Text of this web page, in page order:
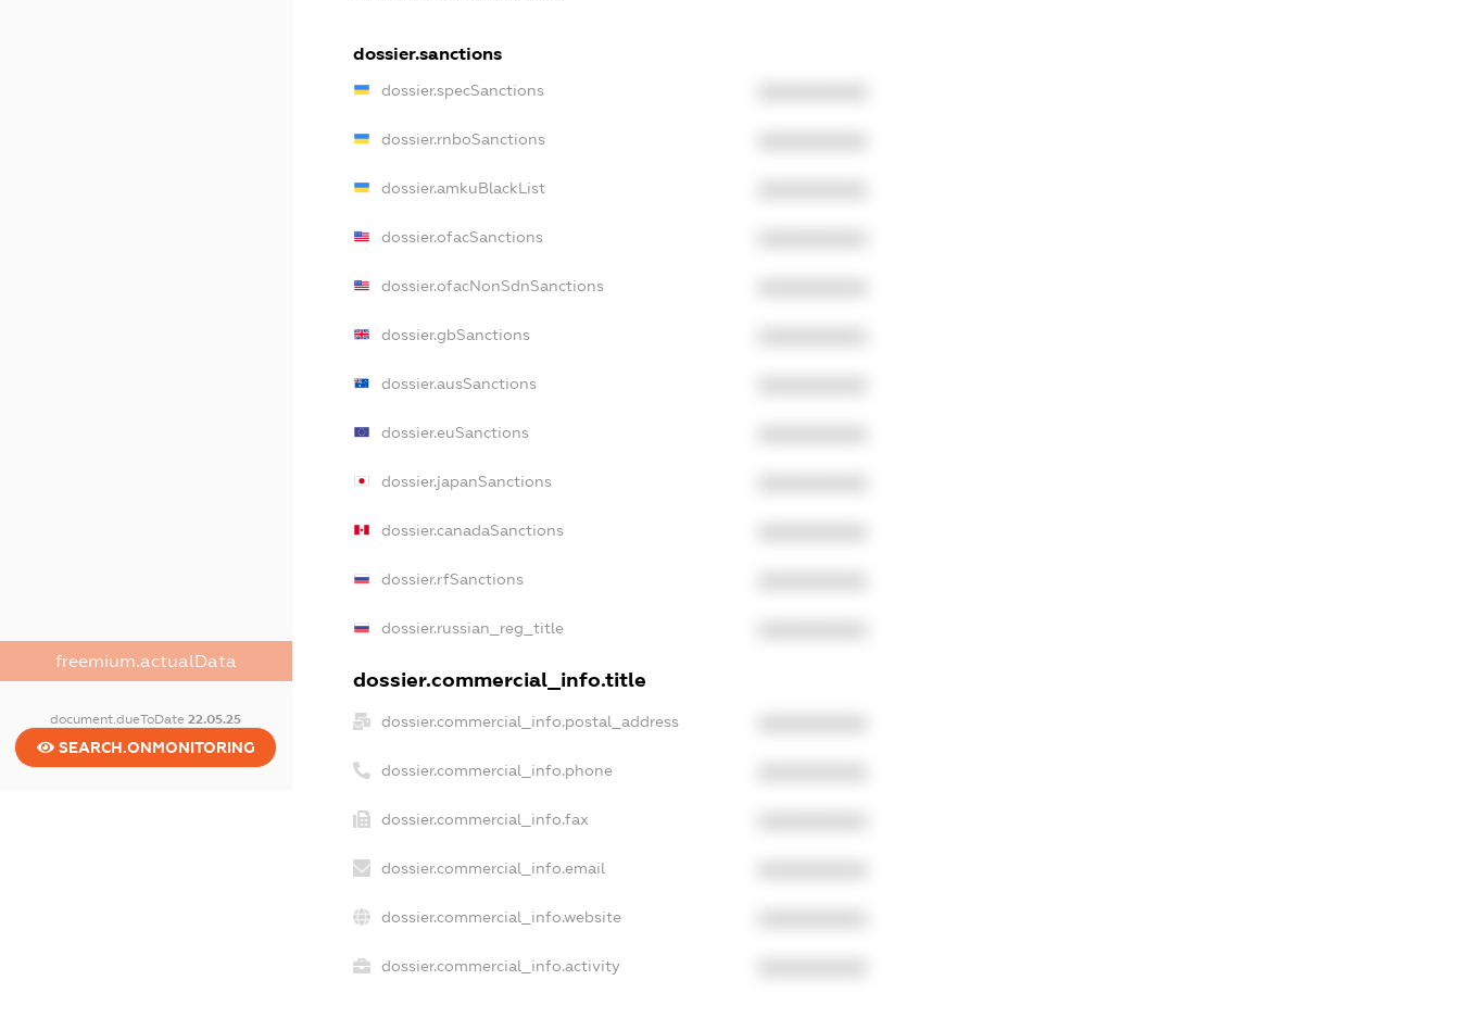
freemium.actualData
document.dueToDate22.05.25
SEARCH.ONMONITORING
dossier.sanctions
dossier.specSanctions
dossier.rnboSanctions
dossier.amkuBlackList
dossier.ofacSanctions
dossier.ofacNonSdnSanctions
dossier.gbSanctions
dossier.ausSanctions
dossier.euSanctions
dossier.japanSanctions
dossier.canadaSanctions
dossier.rfSanctions
dossier.russian_reg_title
dossier.commercial_info.title
dossier.commercial_info.postal_address
dossier.commercial_info.phone
dossier.commercial_info.fax
dossier.commercial_info.email
dossier.commercial_info.website
dossier.commercial_info.activity